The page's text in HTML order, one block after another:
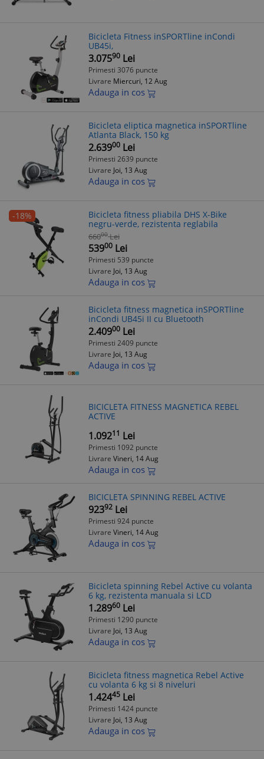
Bicicleta Fitness inSPORTline inCondi
UB45i,
3.07590 Lei
Primesti 3076 puncte
Livrare Miercuri, 12 Aug
Adauga in cos
Bicicleta eliptica magnetica inSPORTline
Atlanta Black, 150 kg
2.63900 Lei
Primesti 2639 puncte
Livrare Joi, 13 Aug
Adauga in cos
-18%
Bicicleta fitness pliabila DHS X-Bike
negru-verde, rezistenta reglabila
66000 Lei
53900 Lei
Primesti 539 puncte
Livrare Joi, 13 Aug
Adauga in cos
Bicicleta fitness magnetica inSPORTline
inCondi UB45i II cu Bluetooth
2.40900 Lei
Primesti 2409 puncte
Livrare Joi, 13 Aug
Adauga in cos
BICICLETA FITNESS MAGNETICA REBEL
ACTIVE
1.09211 Lei
Primesti 1092 puncte
Livrare Vineri, 14 Aug
Adauga in cos
BICICLETA SPINNING REBEL ACTIVE
92392 Lei
Primesti 924 puncte
Livrare Vineri, 14 Aug
Adauga in cos
Bicicleta spinning Rebel Active cu volanta
6 kg, rezistenta manuala si LCD
1.28960 Lei
Primesti 1290 puncte
Livrare Joi, 13 Aug
Adauga in cos
Bicicleta fitness magnetica Rebel Active
cu volanta 6 kg si 8 niveluri
1.42445 Lei
Primesti 1424 puncte
Livrare Joi, 13 Aug
Adauga in cos